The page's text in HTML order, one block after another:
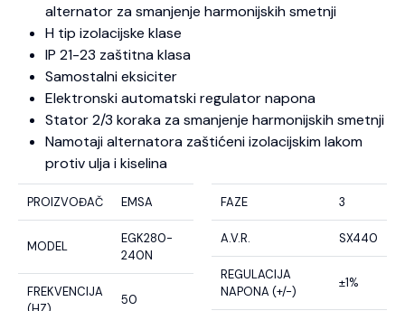
alternator za smanjenje harmonijskih smetnji
H tip izolacijske klase
IP 21-23 zaštitna klasa
Samostalni eksiciter
Elektronski automatski regulator napona
Stator 2/3 koraka za smanjenje harmonijskih smetnji
Namotaji alternatora zaštićeni izolacijskim lakom
protiv ulja i kiselina
PROIZVOĐAČ EMSA
MODEL
EGK280-
240N
FREKVENCIJA
50
FAZE 3
A.V.R. SX440
REGULACIJA
NAPONA (+/-)
±1%